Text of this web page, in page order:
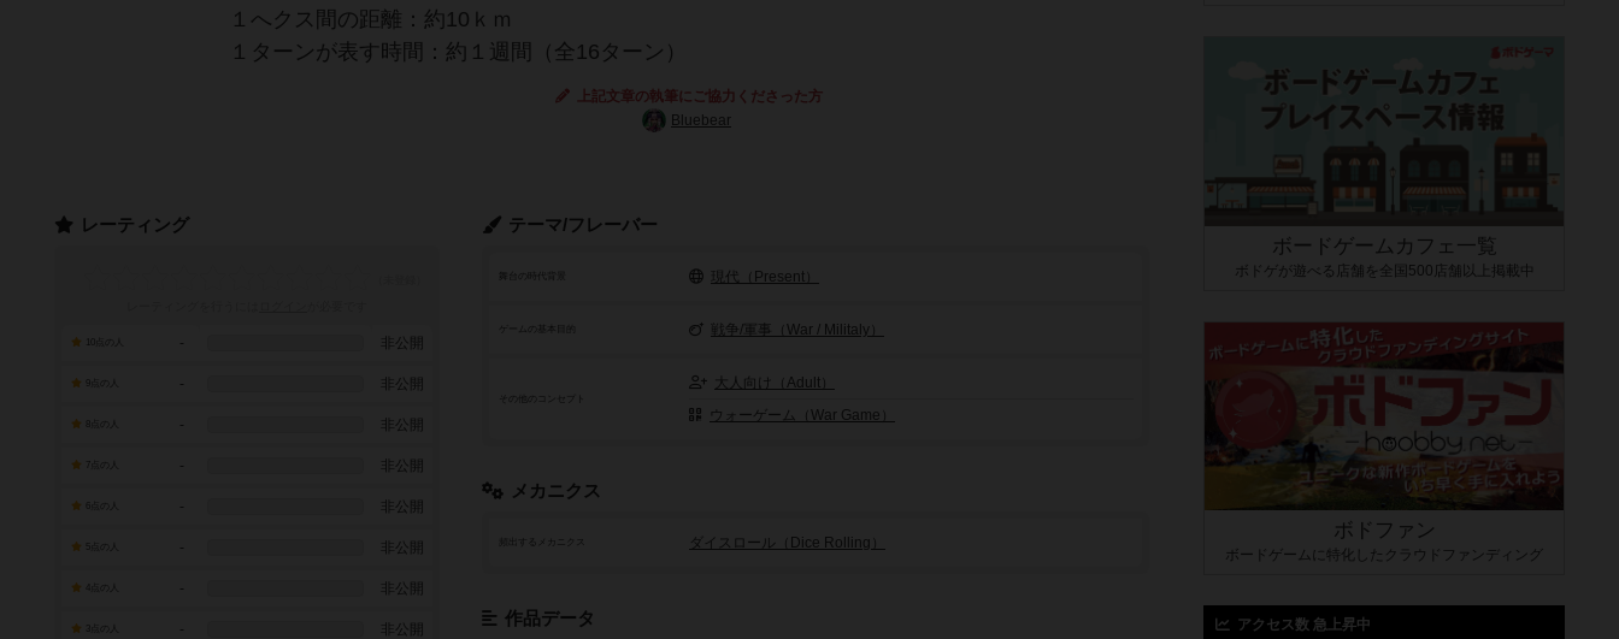
１へクス間の距離：約10ｋｍ
１ターンが表す時間：約１週間（全16ターン）
上記文章の執筆にご協力くださった方
Bluebear
テーマ/フレーバー
舞台の時代背景 現代（Present）
ゲームの基本目的 戦争/軍事（War / Militaly）
その他のコンセプト
大人向け（Adult）
ウォーゲーム（War Game）
メカニクス
頻出するメカニクス ダイスロール（Dice Rolling）
作品データ
レーティング
- 非公開
- 非公開
- 非公開
7点の人 - 非公開
- 非公開
- 非公開
- 非公開
- 非公開
ボードゲームカフェ一覧
ボドゲが遊べる店舗を全国500店舗以上掲載中
ボドファン
ボードゲームに特化したクラウドファンディング
アクセス数 急上昇中